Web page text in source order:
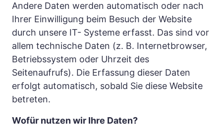
Andere Daten werden automatisch oder nach
Ihrer Einwilligung beim Besuch der Website
durch unsere IT- Systeme erfasst. Das sind vor
allem technische Daten (z. B. Internetbrowser,
Betriebssystem oder Uhrzeit des
Seitenaufrufs). Die Erfassung dieser Daten
erfolgt automatisch, sobald Sie diese Website
betreten.
Wofür nutzen wir Ihre Daten?